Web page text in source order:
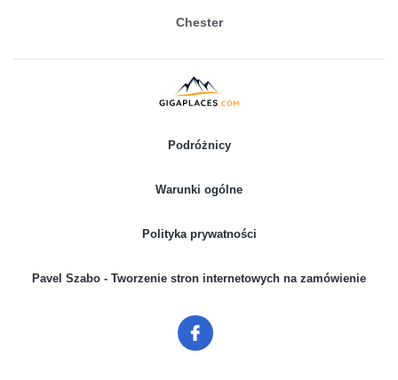
Chester
Podróżnicy
Warunki ogólne
Polityka prywatności
Pavel Szabo - Tworzenie stron internetowych na zamówienie